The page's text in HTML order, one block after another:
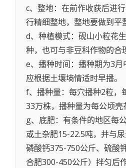
c、整地：在前作收获后进
行精细整地，整地要做到平
d、种植模式：砚山小粒花
种，也可与非豆科作物的合
e、播种时间：播种期为3月
应根据土壤墒情适时早播。
f、播种量：每穴播种2粒，
33万株，播种量为每公顷壳
g、底肥：有条件的地区每
或土杂肥15-22.5吨，并与
磷酸钙375-750公斤、硫酸
合肥300-450公斤）拌匀后